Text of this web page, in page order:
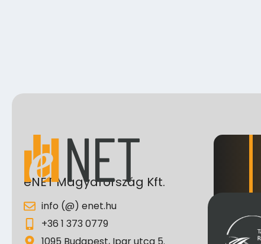
eNET Magyarország Kft.
info (@) enet.hu
+36 1 373 0779